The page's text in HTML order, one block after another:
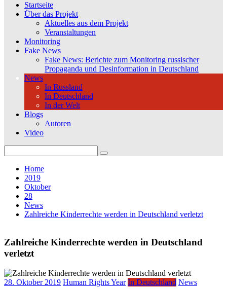
Startseite
Über das Projekt
Aktuelles aus dem Projekt
Veranstaltungen
Monitoring
Fake News
Fake News: Berichte zum Monitoring russischer
Propaganda und Desinformation in Deutschland
News
In Russland
In Deutschland
In der Welt
Blogs
Autoren
Video
for:
Home
2019
Oktober
28
News
Zahlreiche Kinderrechte werden in Deutschland verletzt
Zahlreiche Kinderrechte werden in Deutschland
verletzt
28. Oktober 2019 Human Rights Year In Deutschland News